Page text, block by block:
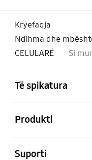
Kryefaqja
Ndihma dhe
CELULARË
Si
Të spikatura
Produkti
Suporti